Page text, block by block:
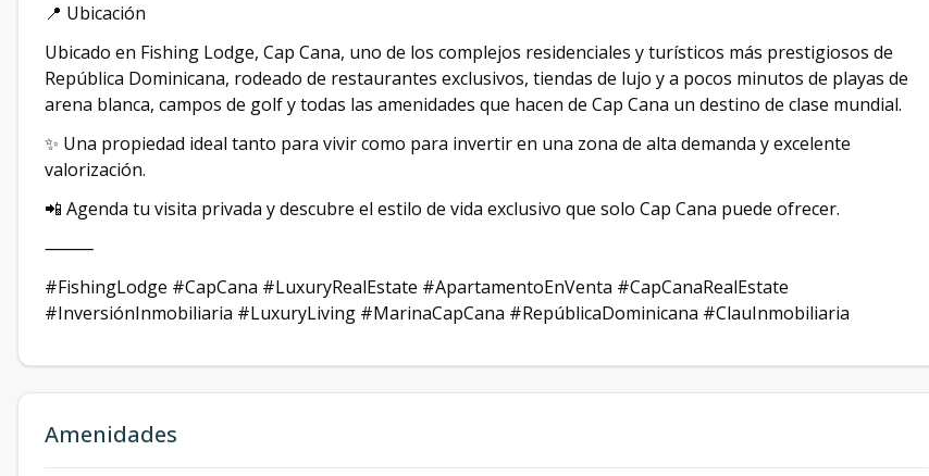
📍 Ubicación
Ubicado en Fishing Lodge, Cap Cana, uno de los complejos residenciales y turísticos más prestigiosos de
República Dominicana, rodeado de restaurantes exclusivos, tiendas de lujo y a pocos minutos de playas de
arena blanca, campos de golf y todas las amenidades que hacen de Cap Cana un destino de clase mundial.
✨ Una propiedad ideal tanto para vivir como para invertir en una zona de alta demanda y excelente
valorización.
📲 Agenda tu visita privada y descubre el estilo de vida exclusivo que solo Cap Cana puede ofrecer.
⸻
#FishingLodge #CapCana #LuxuryRealEstate #ApartamentoEnVenta #CapCanaRealEstate
#InversiónInmobiliaria #LuxuryLiving #MarinaCapCana #RepúblicaDominicana #ClauInmobiliaria
Amenidades